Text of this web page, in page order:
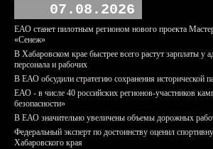
07.08.2026
ЕАО станет пилотным регионом нового проекта
«Сенеж»
В Хабаровском крае быстрее всего растут зарплаты у
персонала и рабочих
В ЕАО обсудили стратегию сохранения исторической
ЕАО - в числе 40 российских регионов-участников
безопасности»
В ЕАО значительно увеличены объемы дорожных
Федеральный эксперт по достоинству оценил
Хабаровского края